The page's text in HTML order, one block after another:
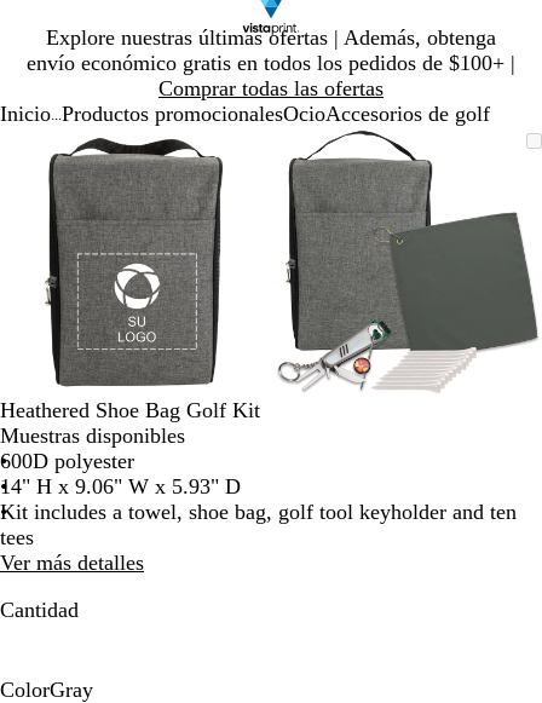
Explore nuestras últimas ofertas | Además, obtenga
envío económico gratis en todos los pedidos de $100+ |
Comprar todas las ofertas
Diapositiva
1
Inicio Productos promocionalesOcioAccesorios de golf
Imagen
ampliable
con
zoom
Ampliado
al
mínimo
Haga
clic
para
expandir
Use
la
tecla
de
más
(+)
y
menos
(-)
para
acercar/alejar
con
zoom
y
las
teclas
las
ampliable
con
zoom
al
mínimo
clic
para
expandir
la
tecla
de
(-)
para
acercar/alejar
teclas
Diapositiva
Heathered Shoe Bag Golf Kit
Muestras disponibles
600D polyester
14" H x 9.06" W x 5.93" D
Kit includes a towel, shoe bag, golf tool keyholder and ten
tees
Ver más detalles
Cantidad
ColorGray